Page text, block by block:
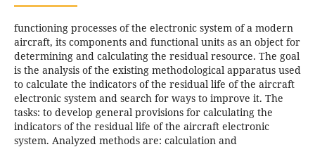
functioning processes of the electronic system of a modern
aircraft, its components and functional units as an object for
determining and calculating the residual resource. The goal
is the analysis of the existing methodological apparatus used
to calculate the indicators of the residual life of the aircraft
electronic system and search for ways to improve it. The
tasks: to develop general provisions for calculating the
indicators of the residual life of the aircraft electronic
system. Analyzed methods are: calculation and